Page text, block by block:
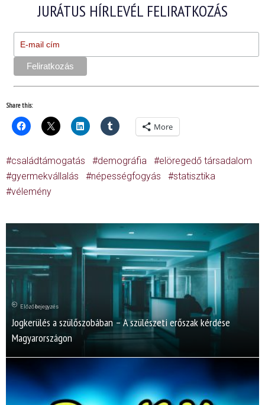
JURÁTUS HÍRLEVÉL FELIRATKOZÁS
Share this:
More
családtámogatás demográfia
elöregedő társadalom
gyermekvállalás
népességfogyás
statisztika
vélemény
Előző bejegyzés
Jogkerülés a szülőszobában – A szülészeti erőszak kérdése
Magyarországon